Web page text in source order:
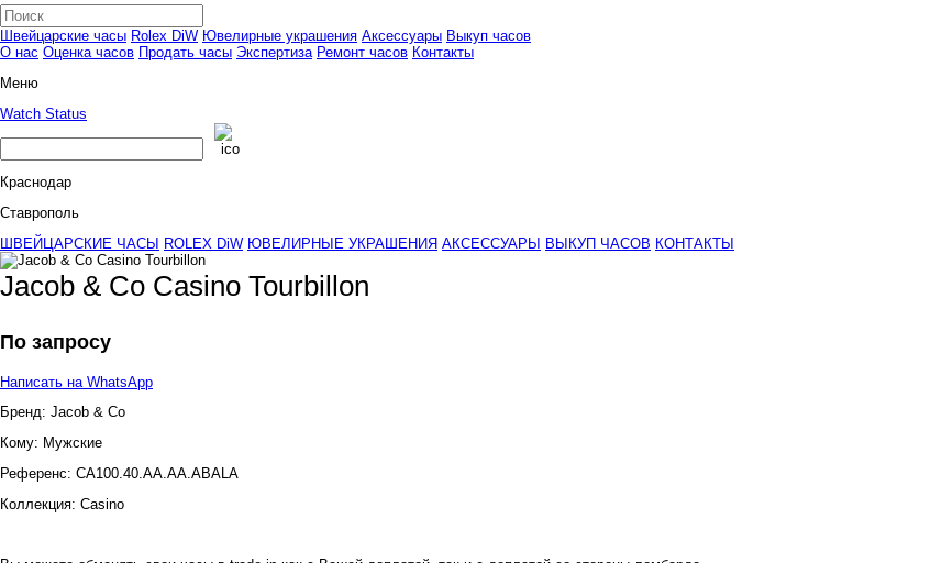
Швейцарские часы Rolex DiW Ювелирные украшения Аксессуары Выкуп часов
О нас Оценка часов Продать часы Экспертиза Ремонт часов Контакты
Меню
Watch Status
Краснодар
Ставрополь
ШВЕЙЦАРСКИЕ ЧАСЫ
ROLEX DiW ЮВЕЛИРНЫЕ УКРАШЕНИЯ АКСЕССУАРЫ ВЫКУП ЧАСОВ КОНТАКТЫ
Jacob & Co Casino Tourbillon
По запросу
Написать на WhatsApp
Бренд: Jacob & Co
Кому: Мужские
Референс: CA100.40.AA.AA.ABALA
Коллекция: Casino